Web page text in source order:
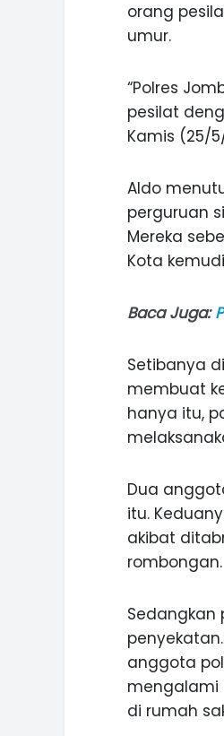
orang
umur.
“Polres
pesilat
Kamis (25/
Aldo
perguruan
Mereka
Kota
Baca Juga:
Setibanya
membuat
hanya itu,
Dua
itu.
akibat
rombongan.
Sedangkan
anggota
mengalami
di rumah